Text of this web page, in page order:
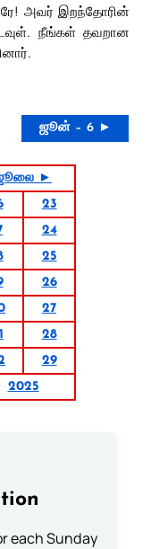
அவர் இறந்தோரின்
நீங்கள் தவறான
ஜூன் – 6 ►
►
23
24
25
26
27
28
29
2025
each Sunday